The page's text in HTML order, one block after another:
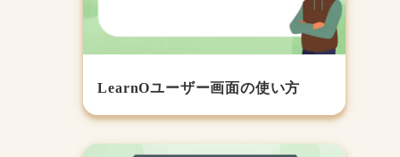
LearnOユーザー画面の使い方